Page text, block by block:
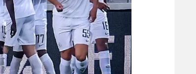
תקנון פעילות ספורט 1
רשיון להקרנה פומבית לבית עסק
הצטרפות לחבילת הערוצים
לוח דרושים – ג'ובנט
תגיות